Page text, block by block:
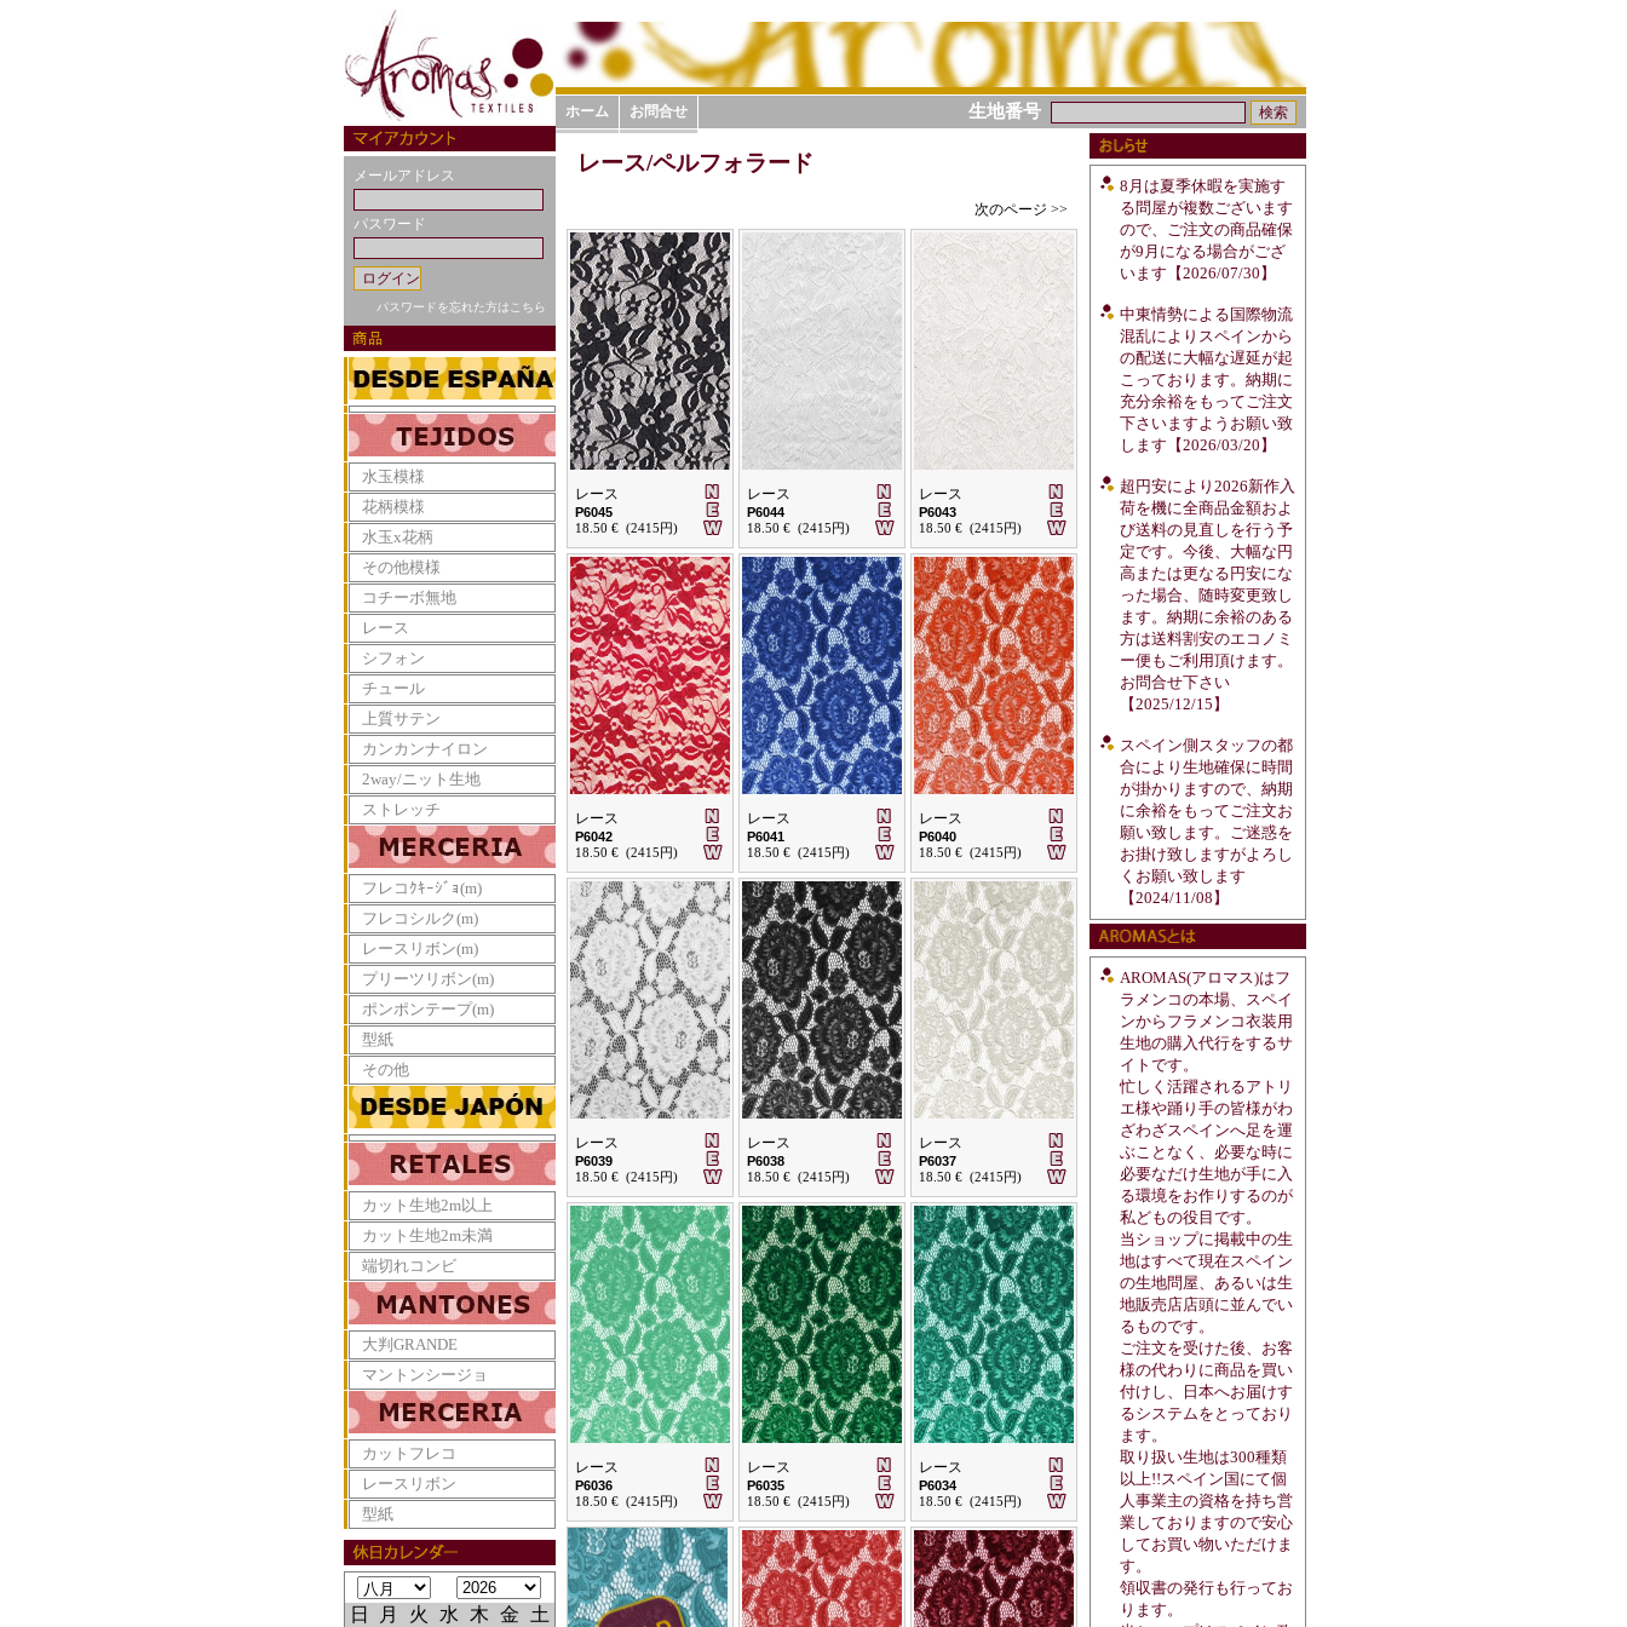
メールアドレス
パスワード
パスワードを忘れた方はこちら
水玉模様
花柄模様
水玉x花柄
その他模様
コチーボ無地
レース
シフォン
チュール
上質サテン
カンカンナイロン
2way/ニット生地
ストレッチ
フレコｸｷｰｼﾞｮ(m)
フレコシルク(m)
レースリボン(m)
プリーツリボン(m)
ポンポンテープ(m)
型紙
その他
カット生地2m以上
カット生地2m未満
端切れコンビ
大判GRANDE
マントンシージョ
カットフレコ
レースリボン
型紙
日 月 火 水 木 金 土
ホーム お問合せ 生地番号
レース/ペルフォラード
次のページ >>
レース
P6045
18.50 € (2415円)
レース
P6044
18.50 € (2415円)
レース
P6043
18.50 € (2415円)
レース
P6042
18.50 € (2415円)
レース
P6041
18.50 € (2415円)
レース
P6040
18.50 € (2415円)
レース
P6039
18.50 € (2415円)
レース
P6038
18.50 € (2415円)
レース
P6037
18.50 € (2415円)
レース
P6036
18.50 € (2415円)
レース
P6035
18.50 € (2415円)
レース
P6034
18.50 € (2415円)
8月は夏季休暇を実施す
る問屋が複数ございます
ので、ご注文の商品確保
が9月になる場合がござ
います【2026/07/30】
中東情勢による国際物流
混乱によりスペインから
の配送に大幅な遅延が起
こっております。納期に
充分余裕をもってご注文
下さいますようお願い致
します【2026/03/20】
超円安により2026新作入
荷を機に全商品金額およ
び送料の見直しを行う予
定です。今後、大幅な円
高または更なる円安にな
った場合、随時変更致し
ます。納期に余裕のある
方は送料割安のエコノミ
ー便もご利用頂けます。
お問合せ下さい
【2025/12/15】
スペイン側スタッフの都
合により生地確保に時間
が掛かりますので、納期
に余裕をもってご注文お
願い致します。ご迷惑を
お掛け致しますがよろし
くお願い致します
【2024/11/08】
AROMAS(アロマス)はフ
ラメンコの本場、スペイ
ンからフラメンコ衣装用
生地の購入代行をするサ
イトです。
忙しく活躍されるアトリ
エ様や踊り手の皆様がわ
ざわざスペインへ足を運
ぶことなく、必要な時に
必要なだけ生地が手に入
る環境をお作りするのが
私どもの役目です。
当ショップに掲載中の生
地はすべて現在スペイン
の生地問屋、あるいは生
地販売店店頭に並んでい
るものです。
ご注文を受けた後、お客
様の代わりに商品を買い
付けし、日本へお届けす
るシステムをとっており
ます。
取り扱い生地は300種類
以上!!スペイン国にて個
人事業主の資格を持ち営
業しておりますので安心
してお買い物いただけま
す。
領収書の発行も行ってお
ります。